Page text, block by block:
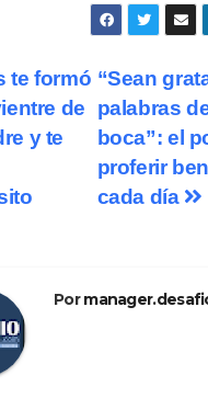
“Sean
palabras
boca”: el
proferir
cada día
te formó
de
y te
Por